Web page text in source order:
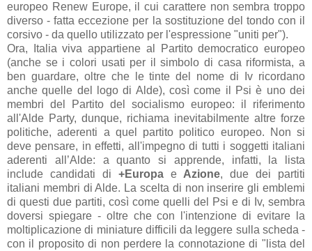
europeo Renew Europe, il cui carattere non sembra troppo
diverso - fatta eccezione per la sostituzione del tondo con il
corsivo - da quello utilizzato per l'espressione "uniti per").
Ora, Italia viva appartiene al Partito democratico europeo
(anche se i colori usati per il simbolo di casa riformista, a
ben guardare, oltre che le tinte del nome di Iv ricordano
anche quelle del logo di Alde), così come il Psi è uno dei
membri del Partito del socialismo europeo: il riferimento
all'Alde Party, dunque, richiama inevitabilmente altre forze
politiche, aderenti a quel partito politico europeo. Non si
deve pensare, in effetti, all'impegno di tutti i soggetti italiani
aderenti all’Alde: a quanto si apprende, infatti, la lista
include candidati di +Europae Azione, due dei partiti
italiani membri di Alde. La scelta di non inserire gli emblemi
di questi due partiti, così come quelli del Psi e di Iv, sembra
doversi spiegare - oltre che con l'intenzione di evitare la
moltiplicazione di miniature difficili da leggere sulla scheda -
con il proposito di non perdere la connotazione di "lista del